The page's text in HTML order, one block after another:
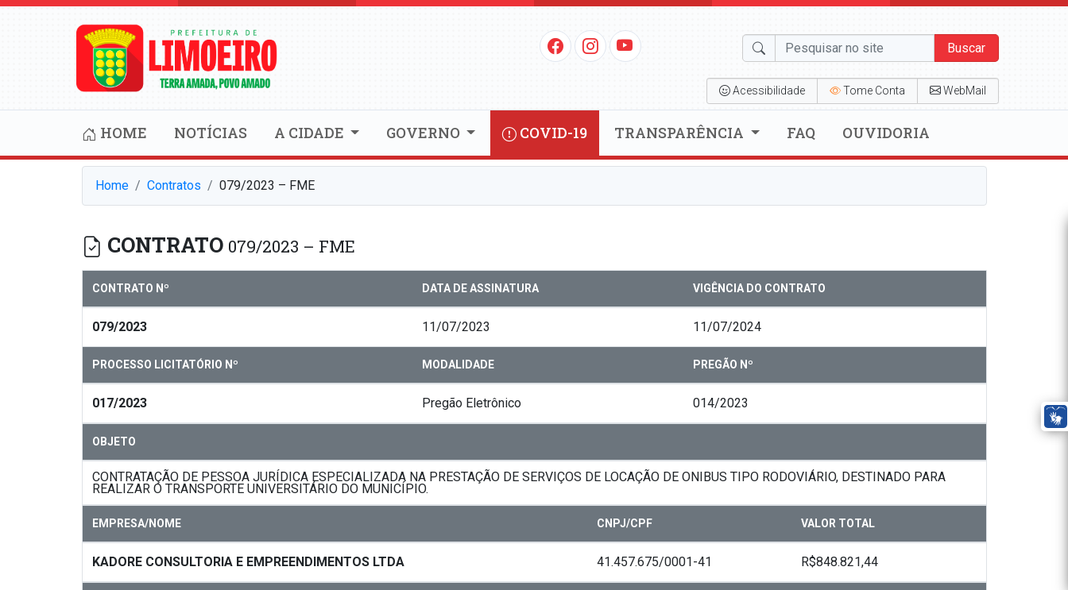
Buscar
Acessibilidade Tome Conta WebMail
HOME NOTÍCIAS A CIDADE GOVERNO COVID-19 TRANSPARÊNCIA FAQ OUVIDORIA
Home Contratos 079/2023 – FME
CONTRATO 079/2023 – FME
CONTRATO Nº DATA DE ASSINATURA VIGÊNCIA DO CONTRATO
079/2023 11/07/2023 11/07/2024
PROCESSO LICITATÓRIO Nº MODALIDADE PREGÃO Nº
017/2023 Pregão Eletrônico 014/2023
OBJETO
CONTRATAÇÃO DE PESSOA JURÍDICA ESPECIALIZADA NA PRESTAÇÃO DE SERVIÇOS DE LOCAÇÃO DE ONIBUS TIPO RODOVIÁRIO, DESTINADO PARA
REALIZAR O TRANSPORTE UNIVERSITÁRIO DO MUNICÍPIO.
EMPRESA/NOME CNPJ/CPF VALOR TOTAL
KADORE CONSULTORIA E EMPREENDIMENTOS LTDA 41.457.675/0001-41 R$848.821,44